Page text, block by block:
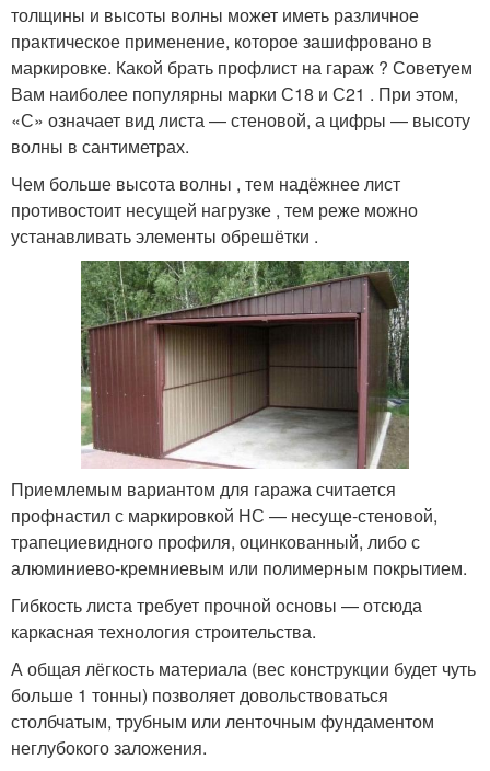
толщины и высоты волны может иметь различное
практическое применение, которое зашифровано в
маркировке. Какой брать профлист на гараж ? Советуем
Вам наиболее популярны марки С18 и С21 . При этом,
«С» означает вид листа — стеновой, а цифры — высоту
волны в сантиметрах.
Чем больше высота волны , тем надёжнее лист
противостоит несущей нагрузке , тем реже можно
устанавливать элементы обрешётки .
Приемлемым вариантом для гаража считается
профнастил с маркировкой НС — несуще-стеновой,
трапециевидного профиля, оцинкованный, либо с
алюминиево-кремниевым или полимерным покрытием.
Гибкость листа требует прочной основы — отсюда
каркасная технология строительства.
А общая лёгкость материала (вес конструкции будет чуть
больше 1 тонны) позволяет довольствоваться
столбчатым, трубным или ленточным фундаментом
неглубокого заложения.